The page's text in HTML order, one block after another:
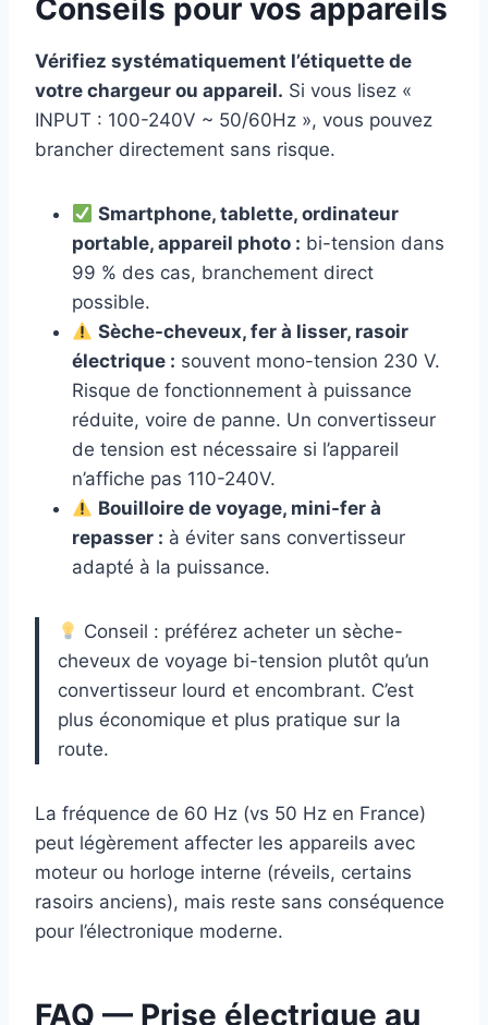
Conseils pour vos appareils
Vérifiez systématiquement l’étiquette de
votre chargeur ou appareil. Si vous lisez «
INPUT : 100-240V ~ 50/60Hz », vous pouvez
brancher directement sans risque.
Smartphone, tablette, ordinateur
portable, appareil photo : bi-tension dans
99 % des cas, branchement direct
possible.
Sèche-cheveux, fer à lisser, rasoir
électrique : souvent mono-tension 230 V.
Risque de fonctionnement à puissance
réduite, voire de panne. Un convertisseur
de tension est nécessaire si l’appareil
n’affiche pas 110-240V.
Bouilloire de voyage, mini-fer à
repasser : à éviter sans convertisseur
adapté à la puissance.
Conseil : préférez acheter un sèche-
cheveux de voyage bi-tension plutôt qu’un
convertisseur lourd et encombrant. C’est
plus économique et plus pratique sur la
route.
La fréquence de 60 Hz (vs 50 Hz en France)
peut légèrement affecter les appareils avec
moteur ou horloge interne (réveils, certains
rasoirs anciens), mais reste sans conséquence
pour l’électronique moderne.
FAQ — Prise électrique au